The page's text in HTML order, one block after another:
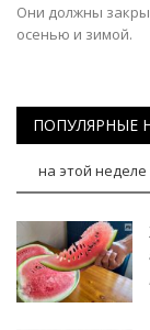
Они должны
осенью и зимой.
ПОПУЛЯРНЫЕ
на этой неделе